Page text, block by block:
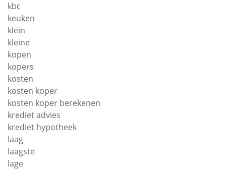
kbc
keuken
klein
kleine
kopen
kopers
kosten
kosten koper
kosten koper berekenen
krediet advies
krediet hypotheek
laag
laagste
lage